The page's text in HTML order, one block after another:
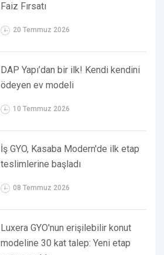
Faiz Fırsatı
20 Temmuz 2026
DAP Yapı’dan bir ilk! Kendi kendini
ödeyen ev modeli
10 Temmuz 2026
İş GYO, Kasaba Modern'de ilk etap
teslimlerine başladı
08 Temmuz 2026
Luxera GYO'nun erişilebilir konut
modeline 30 kat talep: Yeni etap